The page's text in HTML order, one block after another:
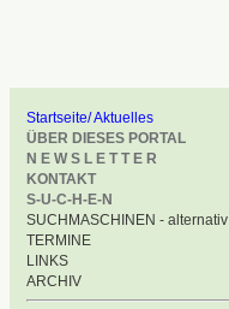
Startseite/ Aktuelles
ÜBER DIESES PORTAL
N E W S L E T T E R
KONTAKT
S-U-C-H-E-N
SUCHMASCHINEN - alternativ
TERMINE
LINKS
ARCHIV